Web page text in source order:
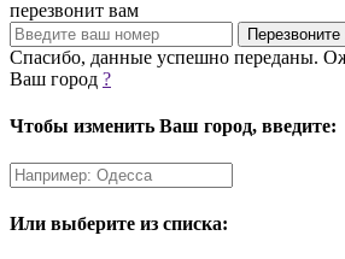
перезвонит вам
Спасибо, данные успешно переданы.
Ваш город ?
Чтобы изменить Ваш город, введите:
Или выберите из списка: